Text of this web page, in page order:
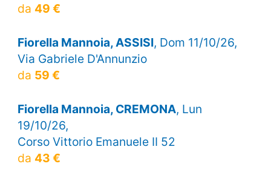
da 49 €
Fiorella Mannoia, ASSISI, Dom 11/10/26,
Via Gabriele D'Annunzio
da 59 €
Fiorella Mannoia, CREMONA, Lun
19/10/26,
Corso Vittorio Emanuele II 52
da 43 €